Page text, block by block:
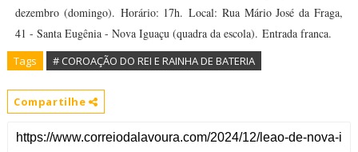
dezembro (domingo). Horário: 17h.Local: Rua Mário José da Fraga,
41 - Santa Eugênia - Nova Iguaçu (quadra da escola). Entrada franca.
Tags # COROAÇÃO DO REI E RAINHA DE BATERIA
Compartilhe